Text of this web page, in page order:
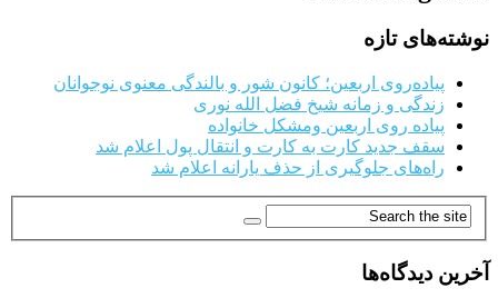
نوشته‌های تازه
پیاده‌روی اربعین؛ کانون شور و بالندگی معنوی نوجوانان
زندگی و زمانه شیخ فضل الله نوری
پیاده روی اربعین ومشکل خانواده
سقف جدید کارت به کارت و انتقال پول اعلام شد
راه‌های جلوگیری از حذف یارانه اعلام شد
آخرین دیدگاه‌ها